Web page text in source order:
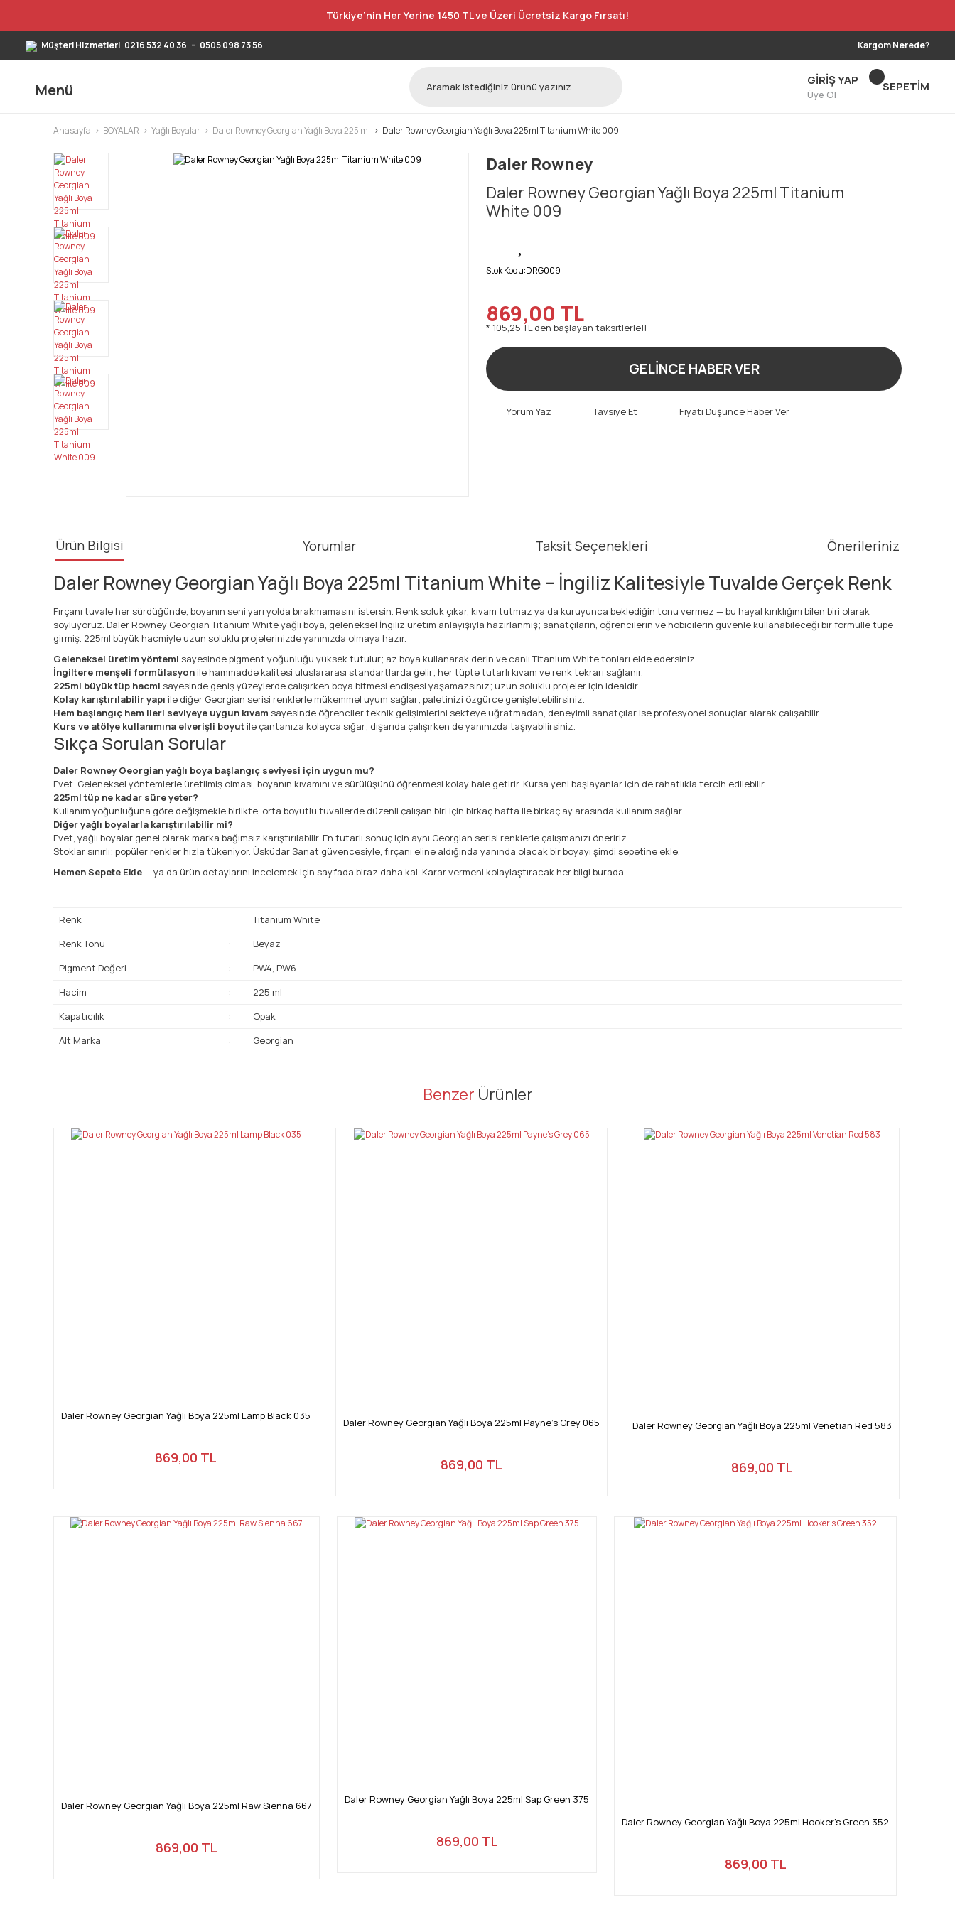
Türkiye’nin Her Yerine 1450 TL ve Üzeri Ücretsiz Kargo Fırsatı!
Müşteri Hizmetleri 0216 532 40 36 - 0505 098 73 56 Kargom Nerede?
Menü
GİRİŞ YAP
Üye Ol
SEPETİM
Anasayfa BOYALAR Yağlı Boyalar Daler Rowney Georgian Yağlı Boya 225 ml Daler Rowney Georgian Yağlı Boya 225ml Titanium White 009
Daler Rowney
Daler Rowney Georgian Yağlı Boya 225ml Titanium
White 009
Stok Kodu:DRG009
869,00 TL
* 105,25 TL den başlayan taksitlerle!!
GELİNCE HABER VER
Yorum Yaz Tavsiye Et Fiyatı Düşünce Haber Ver
Ürün Bilgisi Yorumlar Taksit Seçenekleri Önerileriniz
Daler Rowney Georgian Yağlı Boya 225ml Titanium White – İngiliz Kalitesiyle Tuvalde Gerçek Renk
Fırçanı tuvale her sürdüğünde, boyanın seni yarı yolda bırakmamasını istersin. Renk soluk çıkar, kıvam tutmaz ya da kuruyunca beklediğin tonu vermez — bu hayal kırıklığını bilen biri olarak
söylüyoruz. Daler Rowney Georgian Titanium White yağlı boya, geleneksel İngiliz üretim anlayışıyla hazırlanmış; sanatçıların, öğrencilerin ve hobicilerin güvenle kullanabileceği bir formülle tüpe
girmiş. 225ml büyük hacmiyle uzun soluklu projelerinizde yanınızda olmaya hazır.
Geleneksel üretim yöntemi sayesinde pigment yoğunluğu yüksek tutulur; az boya kullanarak derin ve canlı Titanium White tonları elde edersiniz.
İngiltere menşeli formülasyon ile hammadde kalitesi uluslararası standartlarda gelir; her tüpte tutarlı kıvam ve renk tekrarı sağlanır.
225ml büyük tüp hacmi sayesinde geniş yüzeylerde çalışırken boya bitmesi endişesi yaşamazsınız; uzun soluklu projeler için idealdir.
Kolay karıştırılabilir yapı ile diğer Georgian serisi renklerle mükemmel uyum sağlar; paletinizi özgürce genişletebilirsiniz.
Hem başlangıç hem ileri seviyeye uygun kıvam sayesinde öğrenciler teknik gelişimlerini sekteye uğratmadan, deneyimli sanatçılar ise profesyonel sonuçlar alarak çalışabilir.
Kurs ve atölye kullanımına elverişli boyut ile çantanıza kolayca sığar; dışarıda çalışırken de yanınızda taşıyabilirsiniz.
Sıkça Sorulan Sorular
Daler Rowney Georgian yağlı boya başlangıç seviyesi için uygun mu?
Evet. Geleneksel yöntemlerle üretilmiş olması, boyanın kıvamını ve sürülüşünü öğrenmesi kolay hale getirir. Kursa yeni başlayanlar için de rahatlıkla tercih edilebilir.
225ml tüp ne kadar süre yeter?
Kullanım yoğunluğuna göre değişmekle birlikte, orta boyutlu tuvallerde düzenli çalışan biri için birkaç hafta ile birkaç ay arasında kullanım sağlar.
Diğer yağlı boyalarla karıştırılabilir mi?
Evet, yağlı boyalar genel olarak marka bağımsız karıştırılabilir. En tutarlı sonuç için aynı Georgian serisi renklerle çalışmanızı öneririz.
Stoklar sınırlı; popüler renkler hızla tükeniyor. Üsküdar Sanat güvencesiyle, fırçanı eline aldığında yanında olacak bir boyayı şimdi sepetine ekle.
Hemen Sepete Ekle— ya da ürün detaylarını incelemek için sayfada biraz daha kal. Karar vermeni kolaylaştıracak her bilgi burada.
Renk :
Titanium White
Renk Tonu
:
Beyaz
Pigment Değeri
:
PW4, PW6
Hacim
:
225 ml
Kapatıcılık
:
Opak
Alt Marka
: Georgian
Bu ürünün fiyat bilgisi, resim, ürün açıklamalarında ve diğer konularda yetersiz gördüğünüz noktaları öneri formunu kullanarak tarafımıza iletebilirsiniz.
Ürün resmi kalitesiz, bozuk veya görüntülenemiyor.
Benzer Ürünler
Daler Rowney Georgian Yağlı Boya 225ml Lamp Black 035
869,00 TL
Daler Rowney Georgian Yağlı Boya 225ml Payne's Grey 065
869,00 TL
Daler Rowney Georgian Yağlı Boya 225ml Venetian Red 583
869,00 TL
Daler Rowney Georgian Yağlı Boya 225ml Raw Sienna 667
869,00 TL
Daler Rowney Georgian Yağlı Boya 225ml Sap Green 375
869,00 TL
Daler Rowney Georgian Yağlı Boya 225ml Hooker's Green 352
869,00 TL